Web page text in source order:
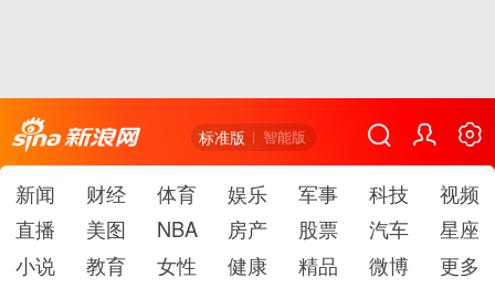
标准版 智能版
新闻 财经 体育 娱乐 军事 科技
视频
直播
美图 NBA 房产 股票 汽车
星座
小说
教育 女性 健康 精品 微博 更多